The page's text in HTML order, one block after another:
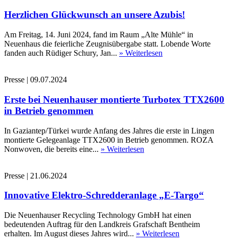
Herzlichen Glückwunsch an unsere Azubis!
Am Freitag, 14. Juni 2024, fand im Raum „Alte Mühle“ in
Neuenhaus die feierliche Zeugnisübergabe statt. Lobende Worte
fanden auch Rüdiger Schury, Jan... » Weiterlesen
Presse | 09.07.2024
Erste bei Neuenhauser montierte Turbotex TTX2600
in Betrieb genommen
In Gaziantep/Türkei wurde Anfang des Jahres die erste in Lingen
montierte Gelegeanlage TTX2600 in Betrieb genommen. ROZA
Nonwoven, die bereits eine... » Weiterlesen
Presse | 21.06.2024
Innovative Elektro-Schredderanlage „E-Targo“
Die Neuenhauser Recycling Technology GmbH hat einen
bedeutenden Auftrag für den Landkreis Grafschaft Bentheim
erhalten. Im August dieses Jahres wird... » Weiterlesen